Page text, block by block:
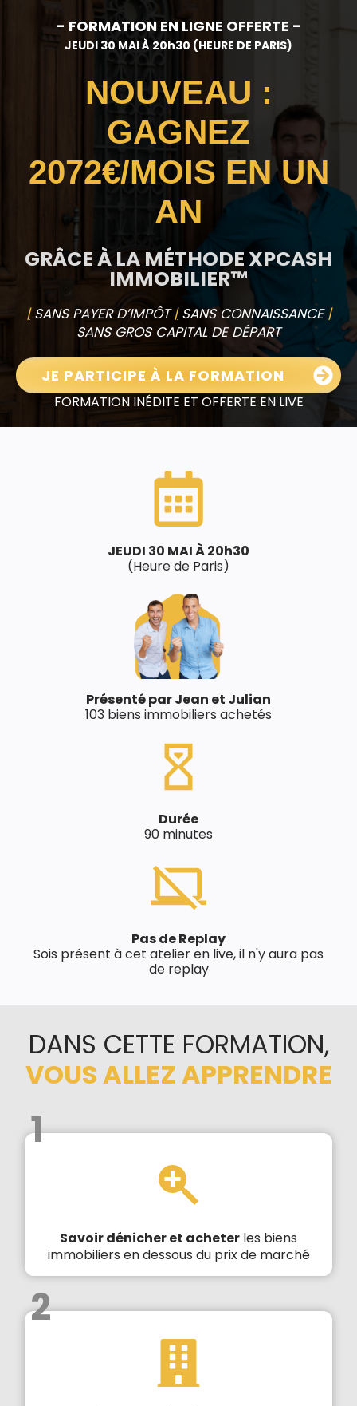
- FORMATION EN LIGNE OFFERTE -
JEUDI 30 MAI À 20h30 (HEURE DE PARIS)
NOUVEAU :
GAGNEZ
2072€/MOIS EN UN
AN
GRÂCE À LA MÉTHODE XPCASH
IMMOBILIER™
|SANS PAYER D’IMPÔT|SANS CONNAISSANCE|
SANS GROS CAPITAL DE DÉPART
JE PARTICIPE À LA FORMATION
FORMATION INÉDITE ET OFFERTE EN LIVE
JEUDI 30 MAI À 20h30
(Heure de Paris)
Présenté par Jean et Julian
103 biens immobiliers achetés
Durée
90 minutes
Pas de Replay
Sois présent à cet atelier en live, il n'y aura pas
de replay
DANS CETTE FORMATION,
VOUS ALLEZ APPRENDRE
1
Savoir dénicher et acheter les biens
immobiliers en dessous du prix de marché
2